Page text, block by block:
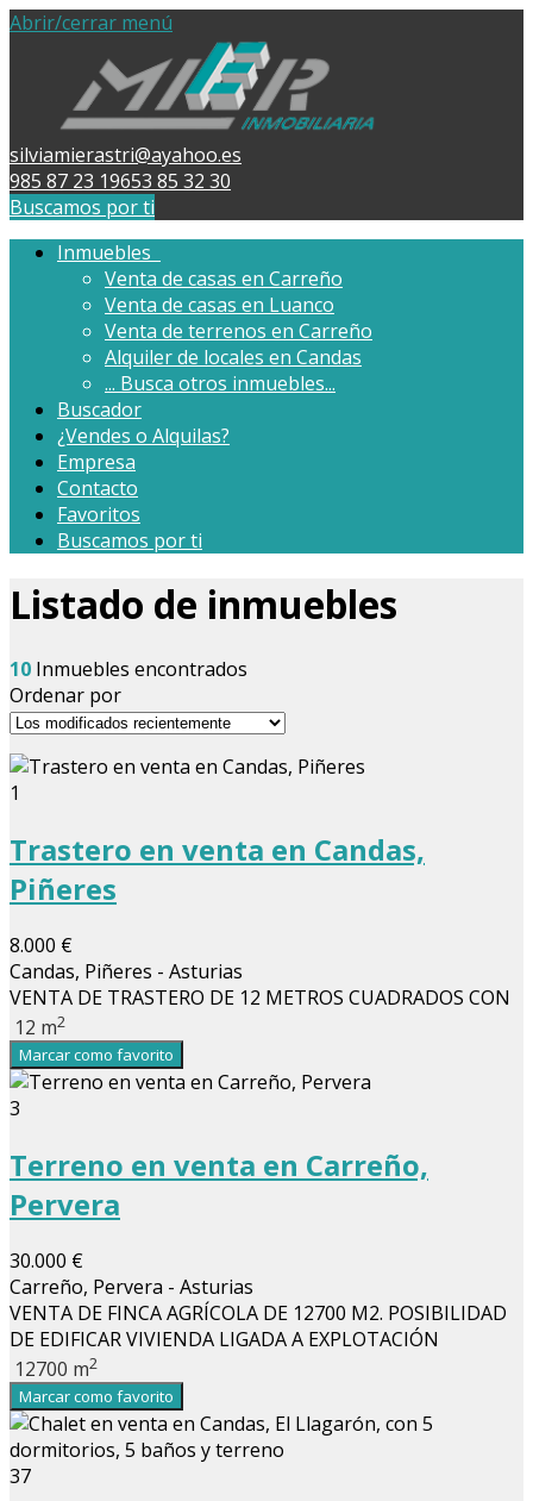
Abrir/cerrar menú
silviamierastri@ayahoo.es
985 87 23 19653 85 32 30
Buscamos por ti
Inmuebles
Venta de casas en Carreño
Venta de casas en Luanco
Venta de terrenos en Carreño
Alquiler de locales en Candas
... Busca otros inmuebles...
Buscador
¿Vendes o Alquilas?
Empresa
Contacto
Favoritos
Buscamos por ti
Listado de inmuebles
10 Inmuebles encontrados
Ordenar por
1
Trastero en venta en Candas,
Piñeres
8.000 €
Candas, Piñeres - Asturias
VENTA DE TRASTERO DE 12 METROS CUADRADOS CON
12 m2
Marcar como favorito
3
Terreno en venta en Carreño,
Pervera
30.000 €
Carreño, Pervera - Asturias
VENTA DE FINCA AGRÍCOLA DE 12700 M2. POSIBILIDAD
DE EDIFICAR VIVIENDA LIGADA A EXPLOTACIÓN
12700 m2
Marcar como favorito
37